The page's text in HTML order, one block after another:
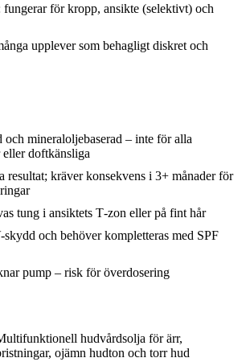
för kropp, ansikte (selektivt) och
upplever som behagligt diskret och
och mineraloljebaserad – inte för alla
eller doftkänsliga
resultat; kräver konsekvens i 3+ månader för
tung i ansiktets T‑zon eller på fint hår
skydd och behöver kompletteras med SPF
pump – risk för överdosering
hudvårdsolja för ärr,
ojämn hudton och torr hud